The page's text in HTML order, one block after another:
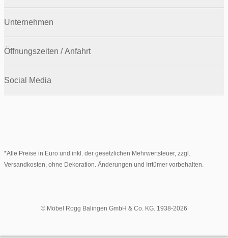
Unternehmen
Öffnungszeiten / Anfahrt
Social Media
*Alle Preise in Euro und inkl. der gesetzlichen Mehrwertsteuer, zzgl.
Versandkosten, ohne Dekoration. Änderungen und Irrtümer vorbehalten.
© Möbel Rogg Balingen GmbH & Co. KG. 1938-2026